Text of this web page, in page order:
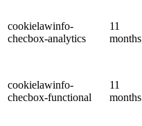
cookielawinfo-
checbox-analytics
11
months
cookielawinfo-
checbox-functional
11
months